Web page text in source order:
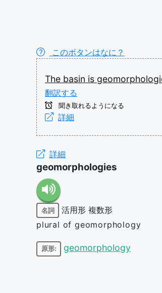
このボタンはなに？
The basin is
翻訳する
聞き取れるようになる
詳細
詳細
geomorphologies
名詞 活用形 複数形
plural of geomorphology
原形: geomorphology